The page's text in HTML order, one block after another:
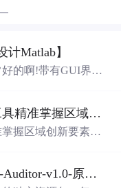
Matlab】
的啊!带有GUI界
常容易使用。你只
出准确的识别结
会喜欢它的！
如何通过区域科技创新分析工具精准掌握区域创新要素分布与产业链融合现状？.docx
握区域创新要素分
Visual-Workflow-Orphan-Node-Auditor-v1.0-原创源码与文档.zip